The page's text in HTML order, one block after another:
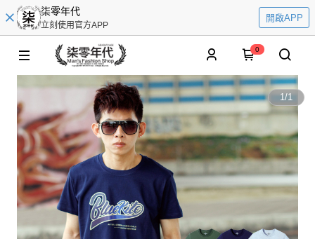
柒零年代
立刻使用官方APP
開啟APP
0
1/1